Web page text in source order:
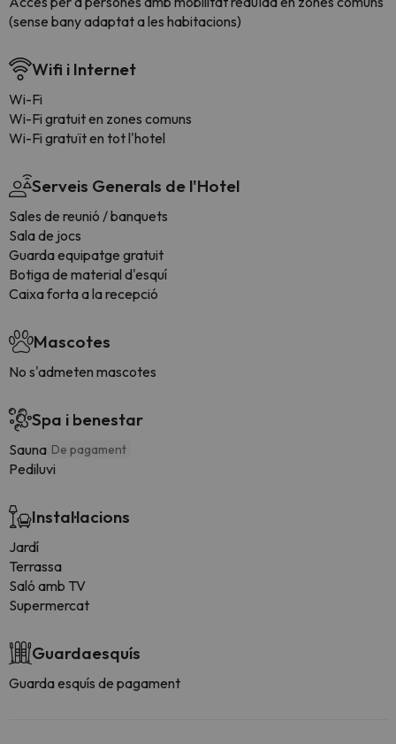
(sense bany adaptat a les habitacions)
Wifi i Internet
Wi-Fi
Wi-Fi gratuit en zones comuns
Wi-Fi gratuït en tot l'hotel
Serveis Generals de l'Hotel
Sales de reunió / banquets
Sala de jocs
Guarda equipatge gratuit
Botiga de material d'esquí
Caixa forta a la recepció
Mascotes
No s'admeten mascotes
Spa i benestar
Sauna De pagament
Pediluvi
Instal·lacions
Jardí
Terrassa
Saló amb TV
Supermercat
Guardaesquís
Guarda esquís de pagament